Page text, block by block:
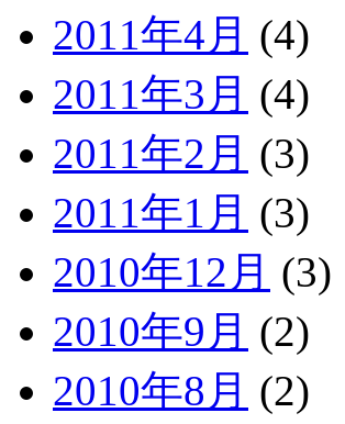
2011年4月 (4)
2011年3月 (4)
2011年2月 (3)
2011年1月 (3)
2010年12月 (3)
2010年9月 (2)
2010年8月 (2)